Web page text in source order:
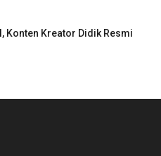
Konten Kreator Didik Resmi